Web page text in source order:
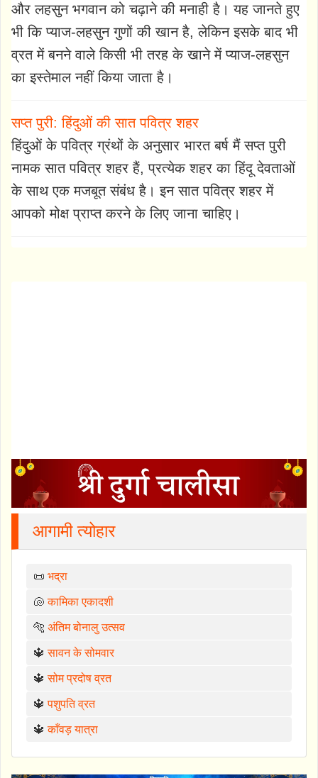
और लहसुन भगवान को चढ़ाने की मनाही है। यह जानते हुए
भी कि प्याज-लहसुन गुणों की खान है, लेकिन इसके बाद भी
व्रत में बनने वाले किसी भी तरह के खाने में प्याज-लहसुन
का इस्तेमाल नहीं किया जाता है।
सप्त पुरी: हिंदुओं की सात पवित्र शहर
हिंदुओं के पवित्र ग्रंथों के अनुसार भारत बर्ष मैं सप्त पुरी
नामक सात पवित्र शहर हैं, प्रत्येक शहर का हिंदू देवताओं
के साथ एक मजबूत संबंध है। इन सात पवित्र शहर में
आपको मोक्ष प्राप्त करने के लिए जाना चाहिए।
आगामी त्योहार
📜 भद्रा
🐚कामिका एकादशी
🐅 अंतिम बोनालु उत्सव
🔱सावन के सोमवार
🔱सोम प्रदोष व्रत
🔱पशुपति व्रत
🔱काँवड़ यात्रा